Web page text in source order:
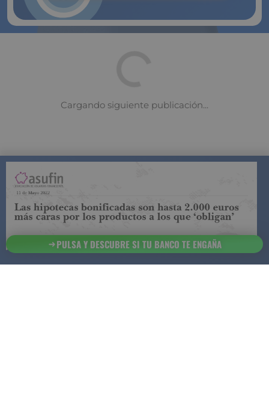
COMPARADOR DE SEGUROS DE VIDASUJETO A LA
REGULACIÓN DE LA DIRECCIÓN GENERAL DE
SEGUROS
ESTA ES LAINFORMACIÓNSOBRE
91 218 93 299 Contacto
PULSA Y DESCUBRE SI TU BANCO TE ENGAÑA